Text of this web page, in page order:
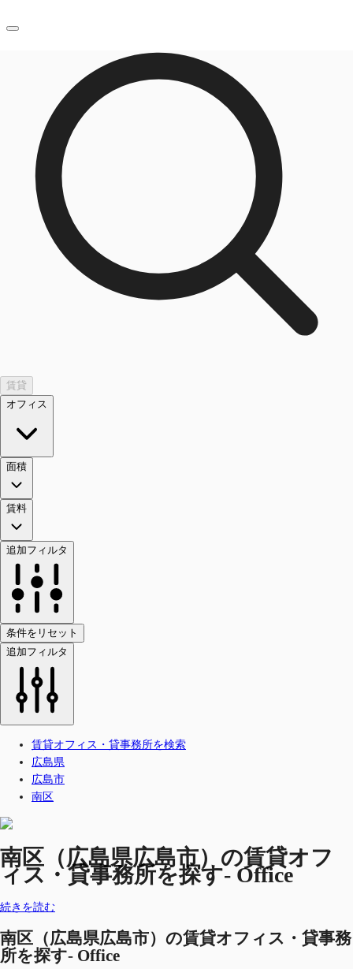
オフィス・事務所
倉庫・物流センター
地図検索
記事
仲介会社様はこちらへ
お気に入り
お電話
賃貸
オフィス
面積
賃料
追加フィルタ
条件をリセット
追加フィルタ
賃貸オフィス・貸事務所を検索
広島県
広島市
南区
南区（広島県広島市）の賃貸オフ
ィス・貸事務所を探す- Office
続きを読む
南区（広島県広島市）の賃貸オフィス・貸事務
所を探す- Office